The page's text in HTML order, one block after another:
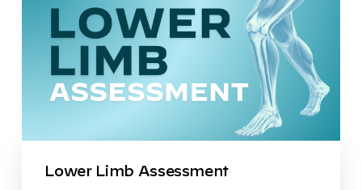
Lower Limb Assessment